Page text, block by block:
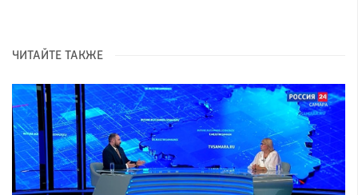
ЧИТАЙТЕ ТАКЖЕ